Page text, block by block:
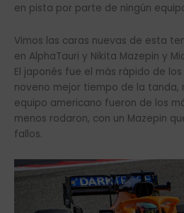
en pista por parte de ningún
Vimos las caras nuevas de esta
en AlphaTauri y Nikita Mazepin y
El japonés fue el más rápido de
noveno mejor tiempo de la tanda,
equipo americano fueron de los
menos rodaron, con un Mazepin
fallos.